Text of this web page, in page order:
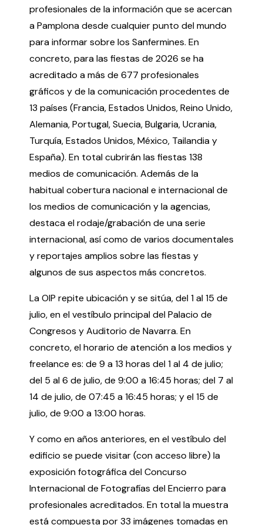
Testimonios
Últimos Eventos
Baluarte
¿Qué es Baluarte?
Taquilla
Cómo llegar
Contacto
Espacio accesible
Actualidad
Proyecto Estratégico
Preguntas frecuentes
Cookies
web
profesionales de la información que se acercan
a Pamplona desde cualquier punto del mundo
para informar sobre los Sanfermines. En
concreto, para las fiestas de 2026 se ha
acreditado a más de 677 profesionales
gráficos y de la comunicación procedentes de
13 países (Francia, Estados Unidos, Reino Unido,
Alemania, Portugal, Suecia, Bulgaria, Ucrania,
Turquía, Estados Unidos, México, Tailandia y
España). En total cubrirán las fiestas 138
medios de comunicación. Además de la
habitual cobertura nacional e internacional de
los medios de comunicación y la agencias,
destaca el rodaje/grabación de una serie
internacional, así como de varios documentales
y reportajes amplios sobre las fiestas y
algunos de sus aspectos más concretos.
La OIP repite ubicación y se sitúa, del 1 al 15 de
julio, en el vestíbulo principal del Palacio de
Congresos y Auditorio de Navarra. En
concreto, el horario de atención a los medios y
freelance es: de 9 a 13 horas del 1 al 4 de julio;
del 5 al 6 de julio, de 9:00 a 16:45 horas; del 7 al
14 de julio, de 07:45 a 16:45 horas; y el 15 de
julio, de 9:00 a 13:00 horas.
Y como en años anteriores, en el vestíbulo del
edificio se puede visitar (con acceso libre) la
exposición fotográfica del Concurso
Internacional de Fotografías del Encierro para
profesionales acreditados. En total la muestra
está compuesta por 33 imágenes tomadas en